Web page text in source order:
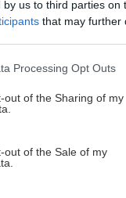
by us to third parties on
that may further
website/app uses
visit or usage
to Google and its
below specified
Processing Opt Outs
out of the Sharing of my
out of the Sale of my
από τη φωτιά και
και άφθονο
τη γεύση.
σε θερμοκρασία